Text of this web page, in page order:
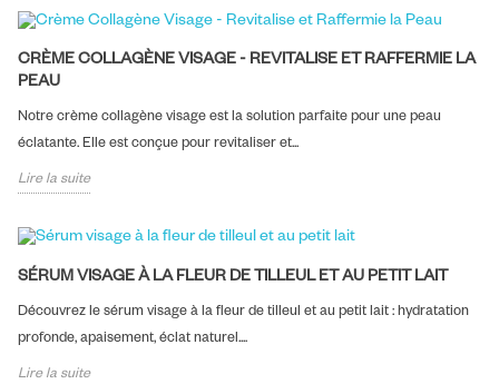
CRÈME COLLAGÈNE VISAGE - REVITALISE ET RAFFERMIE LA
PEAU
Notre crème collagène visage est la solution parfaite pour une peau
éclatante. Elle est conçue pour revitaliser et...
Lire la suite
SÉRUM VISAGE À LA FLEUR DE TILLEUL ET AU PETIT LAIT
Découvrez le sérum visage à la fleur de tilleul et au petit lait : hydratation
profonde, apaisement, éclat naturel....
Lire la suite